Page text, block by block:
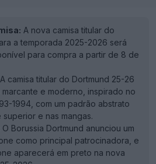
A nova camisa titular do
a temporada 2025-2026 será
para compra a partir de 8 de
A camisa titular do Dortmund 25-26
e moderno, inspirado no
1994, com um padrão abstrato
e nas mangas.
O Borussia Dortmund anunciou um
como principal patrocinadora, e
aparecerá em preto na nova